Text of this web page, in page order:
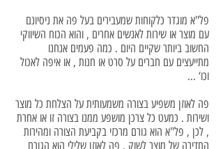
פל"א מוגדר כלקוחות שמעבירים בעל פה את ניסיונם
עם מוצר או שירות לאנשים אחרים , והוא הכוח השיווקי
החשוב ביותר שקיים היום . כמה פעמים אנחנו
מתייעצים עם חברים על סרט או חנות , או איפה לאכול
וכו‘ ...
פה לאוזן משפיע בצורה משמעותית על הצלחת כל מוצר
ושירות . כמעט כל צרכן מושפע ממנו בצורה זו או אחרת
, לכן , פל"א הוא גורם מרכזי בקביעת הצורה ומהירות
החדירה של מוצר לשוק . פה לאוזן שלילי הוא הגורם